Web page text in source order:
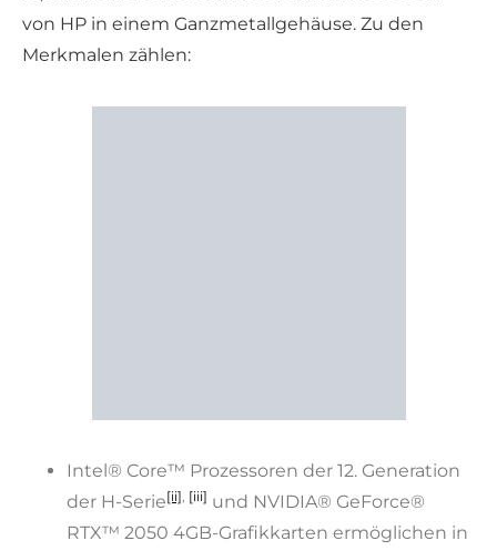
von HP in einem Ganzmetallgehäuse. Zu den
Merkmalen zählen:
Intel® Core™ Prozessoren der 12. Generation
der H-Serie[ii] [iii] und NVIDIA® GeForce®
RTX™ 2050 4GB-Grafikkarten ermöglichen in